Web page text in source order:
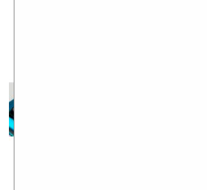
Гибридный
Inspiron Duo
декабря
Вчера компания
гибридный
продаж таблета
декабря этого
ёмкостным